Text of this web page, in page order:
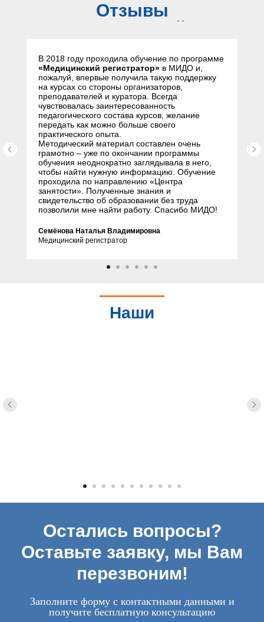
Отзывы
слушателей
В 2018 году проходила обучение по программе
«Медицинский регистратор» в МИДО и,
пожалуй, впервые получила такую поддержку
на курсах со стороны организаторов,
преподавателей и куратора. Всегда
чувствовалась заинтересованность
педагогического состава курсов, желание
передать как можно больше своего
практического опыта.
Методический материал составлен очень
грамотно – уже по окончании программы
обучения неоднократно заглядывала в него,
чтобы найти нужную информацию. Обучение
проходила по направлению «Центра
занятости». Полученные знания и
свидетельство об образовании без труда
позволили мне найти работу. Спасибо МИДО!
Семёнова Наталья Владимировна
Медицинский регистратор
Наши
Остались вопросы?
Оставьте заявку, мы Вам
перезвоним!
Заполните форму с контактными данными и
получите бесплатную консультацию